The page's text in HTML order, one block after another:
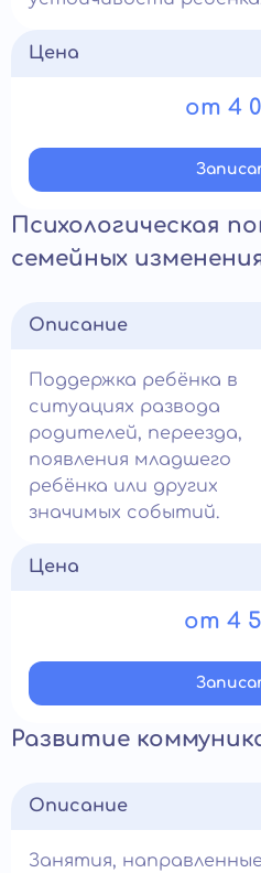
Цена
от 4
Психологическая
семейных
Описание
Поддержка ребёнка в
ситуациях развода
родителей, переезда,
появления младшего
ребёнка или других
значимых событий.
Цена
от 4
Развитие
Описание
Занятия, направленные